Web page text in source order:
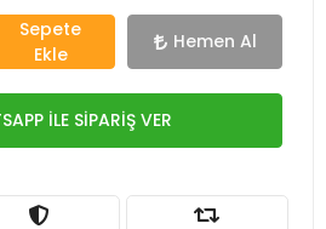
Sepete
Ekle
Hemen Al
İLE SİPARİŞ VER